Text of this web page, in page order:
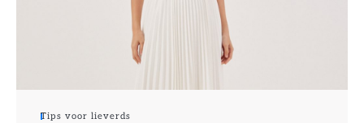
Tips voor lieverds